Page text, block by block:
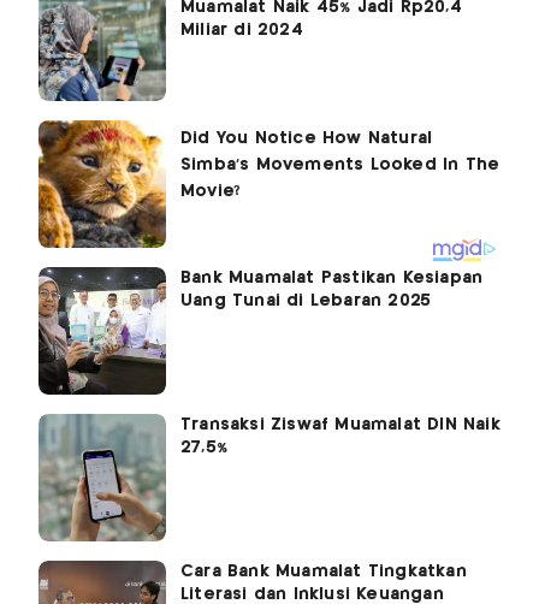
Muamalat Naik 45% Jadi Rp20,4
Miliar di 2024
Bank Muamalat Pastikan Kesiapan
Uang Tunai di Lebaran 2025
Transaksi Ziswaf Muamalat DIN Naik
27,5%
Cara Bank Muamalat Tingkatkan
Literasi dan Inklusi Keuangan